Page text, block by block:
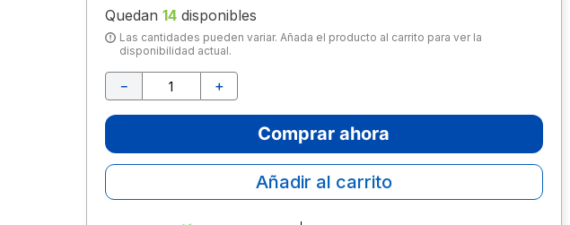
Quedan 14disponibles
Las cantidades pueden variar. Añada el producto al carrito para ver la
disponibilidad actual.
＋
－
Comprar ahora
Añadir al carrito